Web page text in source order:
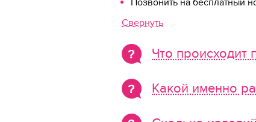
Позвонить на бесплатный
Свернуть
Что происходит
Какой именно